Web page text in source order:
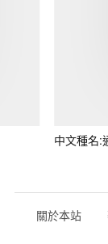
中文種名:
關於本站